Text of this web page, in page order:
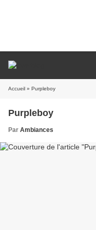
Accueil » Purpleboy
Purpleboy
Par Ambiances